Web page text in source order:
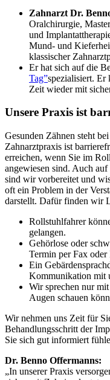
Zahnarzt Dr.
Oralchirurgie,
und
Mund- und
klassischer
Er hat sich auf die
Tag”spezialisiert. Er
Zeit wieder mit
Unsere Praxis ist
Gesunden Zähnen steht
Zahnarztpraxis ist
erreichen, wenn Sie im
angewiesen sind. Auch
sind wir vorbereitet und
oft ein Problem in der
darstellt. Dafür finden wir
Rollstuhlfahrer
gelangen.
Gehörlose oder
Termin per Fax
Ein
Kommunikation mit
Wir sprechen nur
Augen schauen
Wir nehmen uns Zeit für
Behandlungsschritt der
Sie sich gut informiert
Dr. Benno Offermanns:
„In unserer Praxis